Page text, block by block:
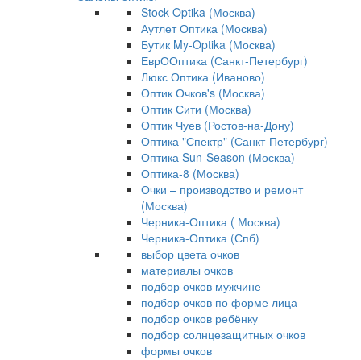
Stock Optika (Москва)
Аутлет Оптика (Москва)
Бутик My-Optika (Москва)
ЕврООптика (Санкт-Петербург)
Люкс Оптика (Иваново)
Оптик Очков's (Москва)
Оптик Сити (Москва)
Оптик Чуев (Ростов-на-Дону)
Оптика "Спектр" (Санкт-Петербург)
Оптика Sun-Season (Москва)
Оптика-8 (Москва)
Очки – производство и ремонт
(Москва)
Черника-Оптика ( Москва)
Черника-Оптика (Спб)
выбор цвета очков
материалы очков
подбор очков мужчине
подбор очков по форме лица
подбор очков ребёнку
подбор солнцезащитных очков
формы очков